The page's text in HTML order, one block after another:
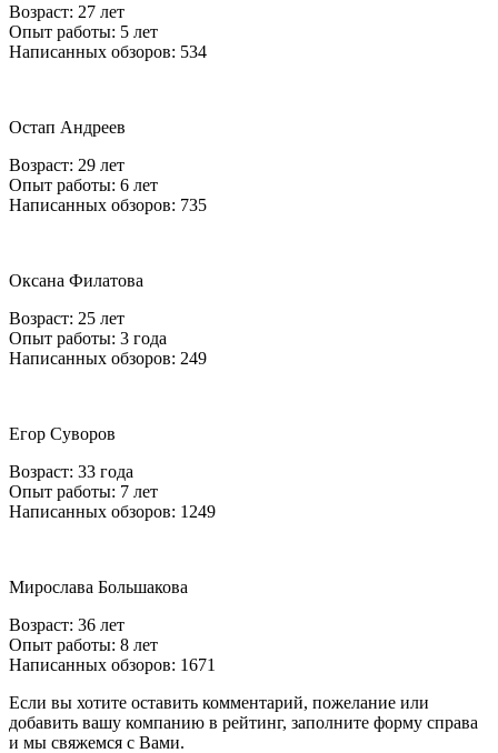
Возраст: 27 лет
Опыт работы: 5 лет
Написанных обзоров: 534
Остап Андреев
Возраст: 29 лет
Опыт работы: 6 лет
Написанных обзоров: 735
Оксана Филатова
Возраст: 25 лет
Опыт работы: 3 года
Написанных обзоров: 249
Егор Суворов
Возраст: 33 года
Опыт работы: 7 лет
Написанных обзоров: 1249
Мирослава Большакова
Возраст: 36 лет
Опыт работы: 8 лет
Написанных обзоров: 1671
Если вы хотите оставить комментарий, пожелание или
добавить вашу компанию в рейтинг, заполните форму справа
и мы свяжемся с Вами.